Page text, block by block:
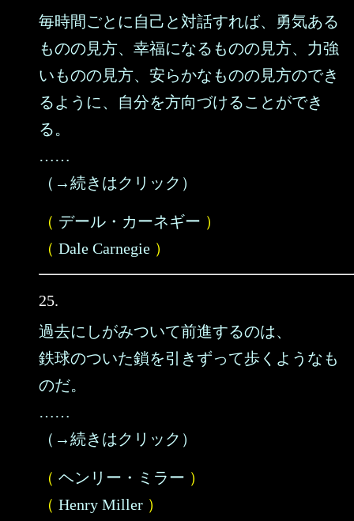
毎時間ごとに自己と対話すれば、勇気ある
ものの見方、幸福になるものの見方、力強
いものの見方、安らかなものの見方のでき
るように、自分を方向づけることができ
る。
……
（→続きはクリック）
（ デール・カーネギー ）
（ Dale Carnegie ）
25.
過去にしがみついて前進するのは、
鉄球のついた鎖を引きずって歩くようなも
のだ。
……
（→続きはクリック）
（ ヘンリー・ミラー ）
（ Henry Miller ）